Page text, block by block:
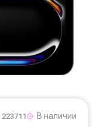
223711 В наличии